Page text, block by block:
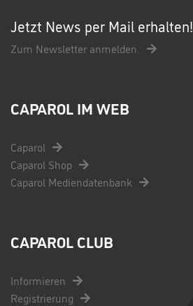
Jetzt News per Mail erhalten!
Zum Newsletter anmelden.
CAPAROL IM WEB
Caparol
Caparol Shop
Caparol Mediendatenbank
CAPAROL CLUB
Informieren
Registrierung